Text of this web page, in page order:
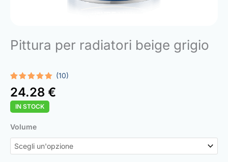
Pittura per radiatori beige grigio
Valutato
5.00 su 5
su base
di
10
recensioni
(10)
24.28 €
IN STOCK
Volume
Radiator
Paint
Grey